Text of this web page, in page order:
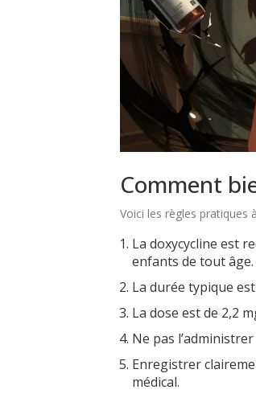
Comment
Voici les règles pratiques
La doxycycline est
enfants de tout âge.
La durée typique
La dose est de 2,2
Ne pas
Enregistrer
médical.